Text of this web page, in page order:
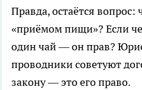
Правда, остаётся вопрос:
«приёмом пищи»? Если
один чай — он прав?
проводники советуют
закону — это его право.